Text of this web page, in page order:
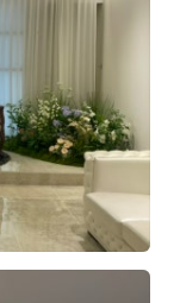
이쁜거 봤는데 전
무엇보다 음식종
해서 사진을 전부
생과 먹방유튜버
음식 맛있다며 칭
장님과 모든 요리
식에 정성인게 보
번인 결혼식에 와
더 보기
0